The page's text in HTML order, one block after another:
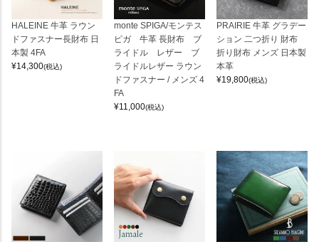
HALEINE 牛革 ラウン
ドファスナー長財布 日
本製 4FA
¥14,300(税込)
monte SPIGA/モンテス
ピガ 牛革 長財布 ブ
ライドル レザー ブ
ライドルレザー ラウン
ドファスナー / メンズ 4
FA
¥11,000(税込)
PRAIRIE 牛革 グラデー
ション 二つ折り 財布
折り財布 メンズ 日本製
本革
¥19,800(税込)